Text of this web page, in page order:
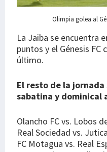
Olimpia golea al
La Jaiba se encuentra
puntos y el Génesis FC
último.
El resto de la
sabatina y dominical
Olancho FC vs. Lobos
Real Sociedad vs.
FC Motagua vs. Real